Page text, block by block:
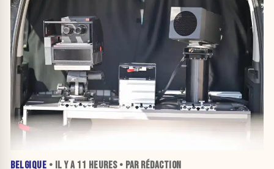
BELGIQUE • IL Y A 11 HEURES• PAR RÉDACTION